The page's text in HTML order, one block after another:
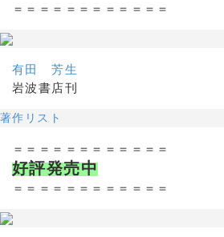
＝＝＝＝＝＝＝＝＝＝＝＝
有田 芳生
岩波書店刊
著作リスト
＝＝＝＝＝＝＝＝＝＝＝＝
好評発売中
＝＝＝＝＝＝＝＝＝＝＝＝